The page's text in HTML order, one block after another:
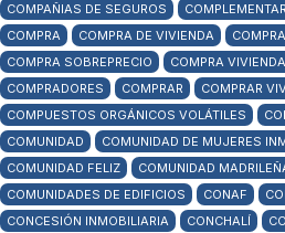
COMPAÑIAS DE SEGUROS
COMPRA
COMPRA DE VIVIENDA
COMPRA SOBREPRECIO
COMPRA VIVIENDA
COMPRADORES
COMPRAR COMPRAR
COMPUESTOS ORGÁNICOS VOLÁTILES
COMUNIDAD
COMUNIDAD DE MUJERES
COMUNIDAD FELIZ
COMUNIDAD
COMUNIDADES DE EDIFICIOS
CONAF
CONCESIÓN INMOBILIARIA
CONCHALÍ